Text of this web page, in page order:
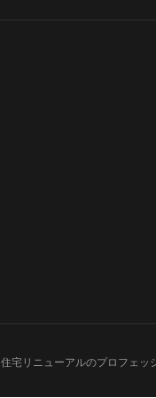
宅リニューアルのプロフェッ